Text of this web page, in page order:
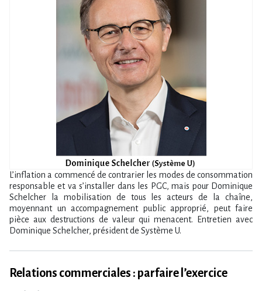
L’inflation a commencé de contrarier les modes de consommation
responsable et va s’installer dans les PGC, mais pour Dominique
Schelcher la mobilisation de tous les acteurs de la chaîne,
moyennant un accompagnement public approprié, peut faire
pièce aux destructions de valeur qui menacent. Entretien avec
Dominique Schelcher, président de Système U.
Relations commerciales : parfaire l’exercice